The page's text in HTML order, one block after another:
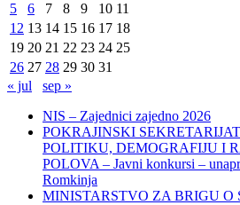
5
6 7 8 9 10 11
12 13 14 15 16 17 18
19 20 21 22 23 24 25
26 27 28 29 30 31
« jul
sep »
NIS – Zajednici zajedno 2026
POKRAJINSKI
POLITIKU, DEMOGRAFIJU I
POLOVA – Javni konkursi –
Romkinja
MINISTARSTVO ZA BRIGU O